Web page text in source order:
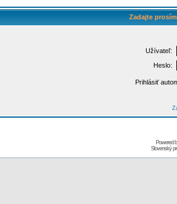
Zadajte
Užívateľ:
Heslo:
Prihlásiť
Powered
Slovenský